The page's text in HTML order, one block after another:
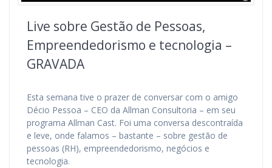
Live sobre Gestão de Pessoas,
Empreendedorismo e tecnologia –
GRAVADA
Esta semana tive o prazer de conversar com o amigo
Décio Pessoa – CEO da Allman Consultoria – em seu
programa Allman Cast. Foi uma conversa descontraída
e leve, onde falamos – bastante – sobre gestão de
pessoas (RH), empreendedorismo, negócios e
tecnologia.